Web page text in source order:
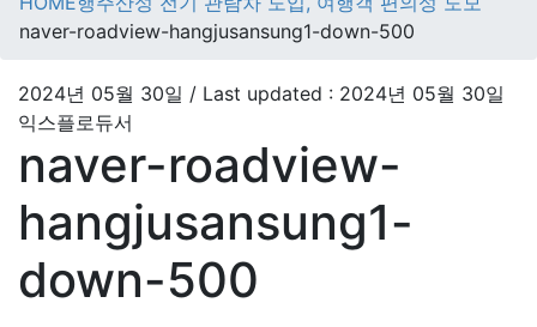
naver-roadview-hangjusansung1-down-500
2024년 05월 30일 / Last updated : 2024년 05월 30일
익스플로듀서
naver-roadview-
hangjusansung1-
down-500